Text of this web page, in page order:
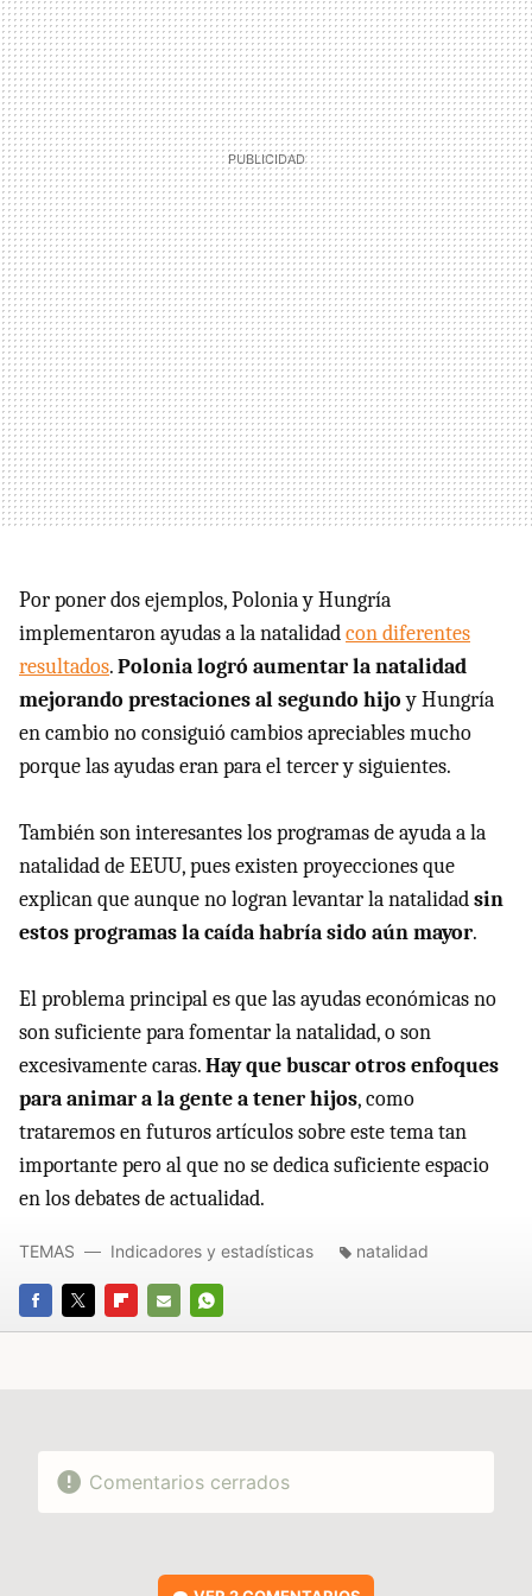
Por poner dos ejemplos, Polonia y Hungría
implementaron ayudas a la natalidadcon diferentes
resultados.Polonia logró aumentar la natalidad
mejorando prestaciones al segundo hijoy Hungría
en cambio no consiguió cambios apreciables mucho
porque las ayudas eran para el tercer y siguientes.
También son interesantes los programas de ayuda a la
natalidad de EEUU, pues existen proyecciones que
explican que aunque no logran levantar la natalidadsin
estos programas la caída habría sido aún mayor.
El problema principal es que las ayudas económicas no
son suficiente para fomentar la natalidad, o son
excesivamente caras.Hay que buscar otros enfoques
para animar a la gente a tener hijos, como
trataremos en futuros artículos sobre este tema tan
importante pero al que no se dedica suficiente espacio
en los debates de actualidad.
FACEBOOK
TWITTERFLIPBOARD
E-
WHATSAPP
TEMAS Indicadores y estadísticas natalidad
Comentarios cerrados